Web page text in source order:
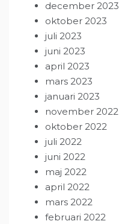
december 2023
oktober 2023
juli 2023
juni 2023
april 2023
mars 2023
januari 2023
november 2022
oktober 2022
juli 2022
juni 2022
maj 2022
april 2022
mars 2022
februari 2022